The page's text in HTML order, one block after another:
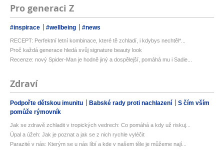
Pro generaci Z
#inspirace #wellbeing #news
RECEPT: Perfektní letní kombinace, které tě zchladí, i kdybys nechtěl*...
Proč každá generace hledá svůj signature beauty look
Recenze: nový Spider-Man je hodně jiný a dospělejší, pomáhá mu i Sadie...
Zdraví
Podpořte dětskou imunitu Babské rady proti nachlazení
S čím vším
pomůže rýmovník
Jak se zdravě zchladit v tropických vedrech: Co pomáhá a kdy už riskuj...
Úpal a úžeh: Jak je poznat a jak se z nich rychle vyléčit
Parazité v nás: Kterým se u nás líbí a kde v našem těle je můžeme nají...